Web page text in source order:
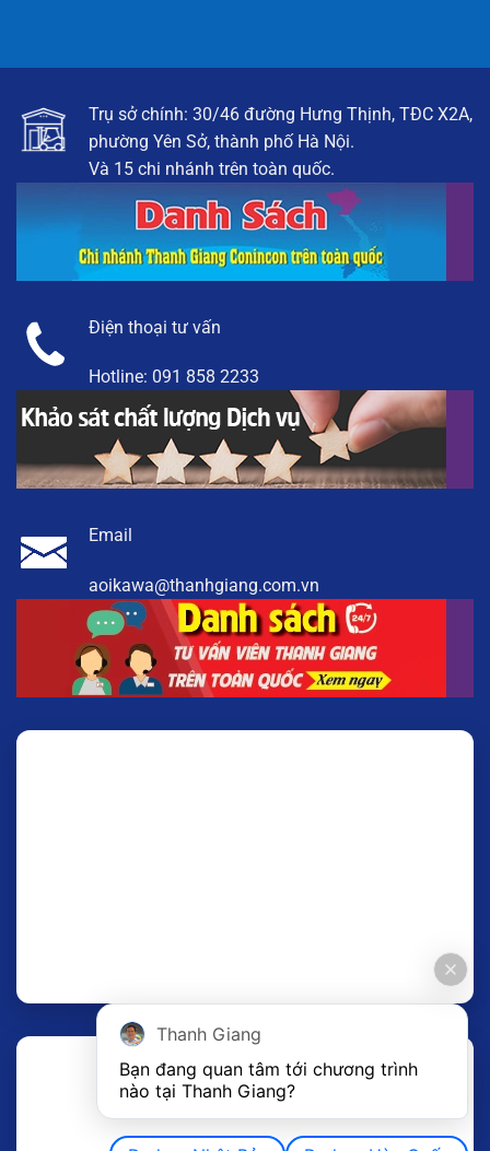
Trụ sở chính: 30/46 đường Hưng Thịnh, TĐC X2A,
phường Yên Sở, thành phố Hà Nội.
Và 15 chi nhánh trên toàn quốc.
Điện thoại tư vấn
Hotline: 091 858 2233
Email
aoikawa@thanhgiang.com.vn
Thanh Giang
Bạn đang quan tâm tới chương trình
nào tại Thanh Giang?